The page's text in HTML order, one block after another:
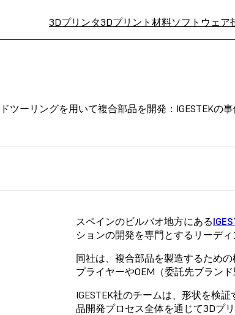
3Dプリンタ3Dプリント材料ソフトウェア
ツーリングを用いて複合部品を開発：IGESTEKの事
スペインのビルバオ地方にある
ションの開発を専門とするリーディ
同社は、複合部品を製造するため
プライヤーやOEM（委託先ブラン
IGESTEK社のチームは、形状を検
品開発プロセス全体を通じて3Dプ